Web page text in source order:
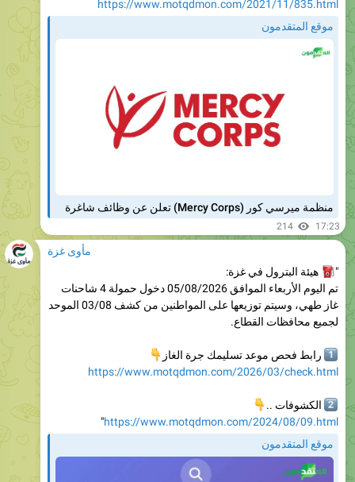
17:23
مأوى غزة
"
هيئة البترول في غزة:
تم اليوم الأربعاء الموافق 05/08/2026 دخول حمولة 4 شاحنات
لجميع محافظات القطاع.
رابط فحص موعد تسليمك جرة الغاز
👇
الكشوفات ..
موقع المتقدمون